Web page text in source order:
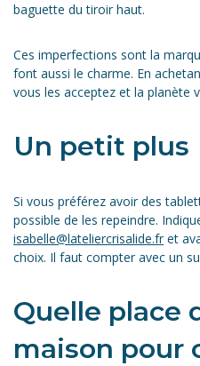
baguette du tiroir haut.
Ces imperfections sont la
font aussi le charme. En
vous les acceptez et la planète
Un petit plus
Si vous préférez avoir des
possible de les repeindre.
isabelle@lateliercrisalide.fr et
choix. Il faut compter avec un
Quelle place
maison pour